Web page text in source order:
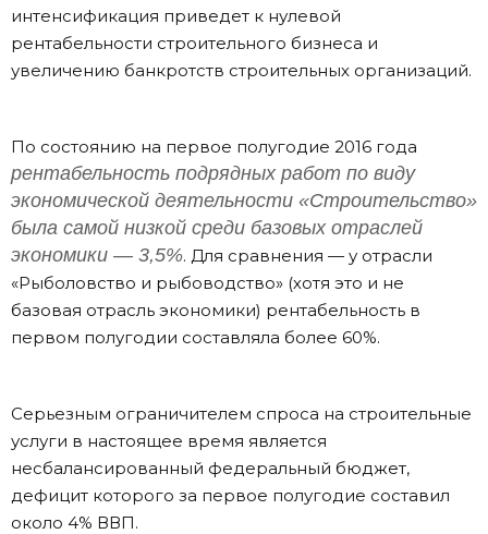
интенсификация приведет к нулевой
рентабельности строительного бизнеса и
увеличению банкротств строительных организаций.
По состоянию на первое полугодие 2016 года
рентабельность подрядных работ по виду
экономической деятельности «Строительство»
была самой низкой среди базовых отраслей
экономики — 3,5%. Для сравнения — у отрасли
«Рыболовство и рыбоводство» (хотя это и не
базовая отрасль экономики) рентабельность в
первом полугодии составляла более 60%.
Серьезным ограничителем спроса на строительные
услуги в настоящее время является
несбалансированный федеральный бюджет,
дефицит которого за первое полугодие составил
около 4% ВВП.